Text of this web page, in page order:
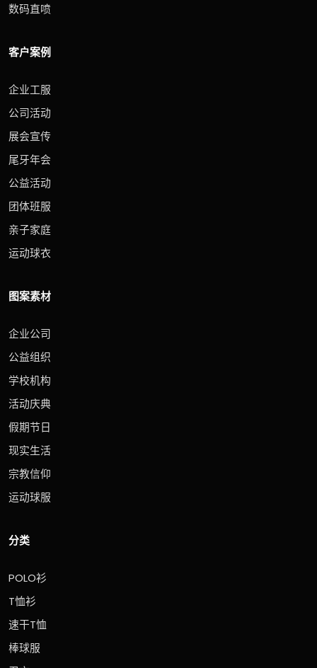
数码直喷
客户案例
企业工服
公司活动
展会宣传
尾牙年会
公益活动
团体班服
亲子家庭
运动球衣
图案素材
企业公司
公益组织
学校机构
活动庆典
假期节日
现实生活
宗教信仰
运动球服
分类
POLO衫
T恤衫
速干T恤
棒球服